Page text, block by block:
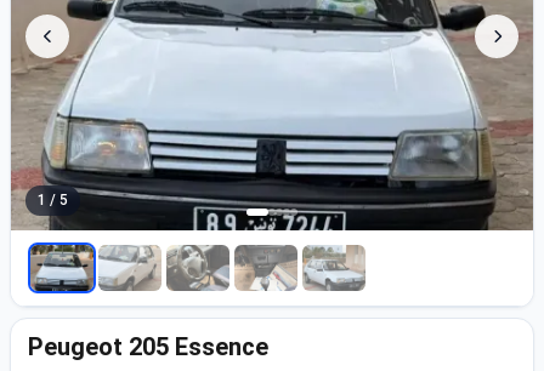
1 / 5
Peugeot 205 Essence